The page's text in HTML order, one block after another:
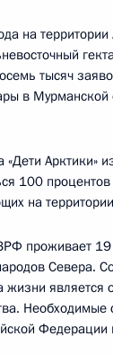
на
тысяч
в Мурманской
«Дети Арктики»
100
на
проживает
Севера.
жизни является
Необходимые
Федерации